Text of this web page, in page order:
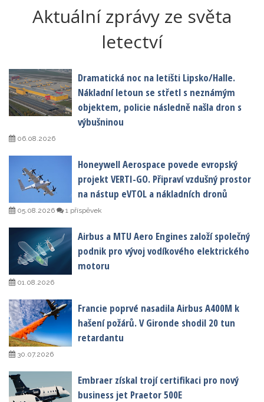
Aktuální zprávy ze světa
letectví
Dramatická noc na letišti Lipsko/Halle.
Nákladní letoun se střetl s neznámým
objektem, policie následně našla dron s
výbušninou
06.08.2026
Honeywell Aerospace povede evropský
projekt VERTI-GO. Připraví vzdušný prostor
na nástup eVTOL a nákladních dronů
05.08.2026 1 příspěvek
Airbus a MTU Aero Engines založí společný
podnik pro vývoj vodíkového elektrického
motoru
01.08.2026
Francie poprvé nasadila Airbus A400M k
hašení požárů. V Gironde shodil 20 tun
retardantu
30.07.2026
Embraer získal trojí certifikaci pro nový
business jet Praetor 500E